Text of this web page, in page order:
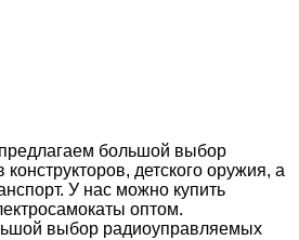
большой выбор
детского оружия, а
У нас можно купить
оптом.
выбор радиоуправляемых